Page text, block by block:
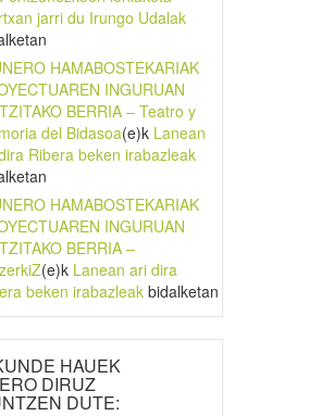
jarri du Irungo Udalak
HAMABOSTEKARIAK
INGURUAN
BERRIA – Teatro y
del Bidasoa(e)k Lanean
Ribera beken irabazleak
HAMABOSTEKARIAK
INGURUAN
BERRIA –
(e)k Lanean ari dira
beken irabazleakbidalketan
HAUEK
DIRUZ
DUTE: